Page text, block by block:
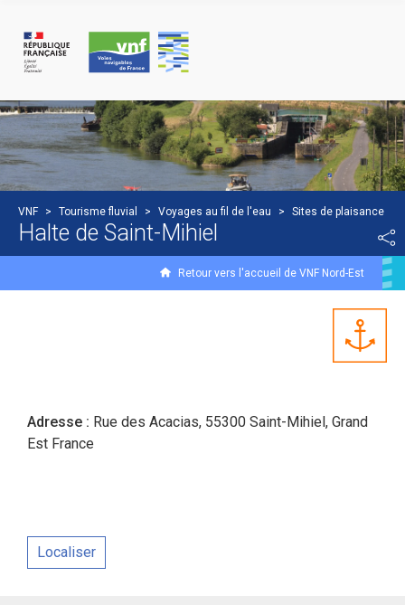
VNF > Tourisme fluvial > Voyages au fil de l'eau > Sites de plaisance
Halte de Saint-Mihiel
Retour vers l'accueil de VNF Nord-Est
Adresse : Rue des Acacias, 55300 Saint-Mihiel, Grand
Est France
Localiser